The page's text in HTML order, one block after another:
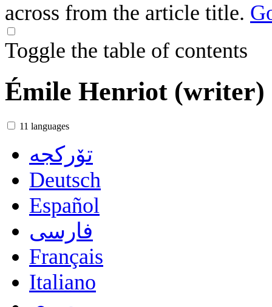
across from the article title.
Toggle the table of contents
Émile Henriot (writer)
11 languages
تۆرکجه
Deutsch
Español
فارسی
Français
Italiano